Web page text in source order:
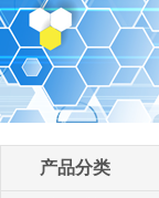
产品分类